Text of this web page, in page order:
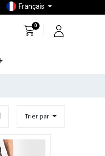
Français
0
Trier par